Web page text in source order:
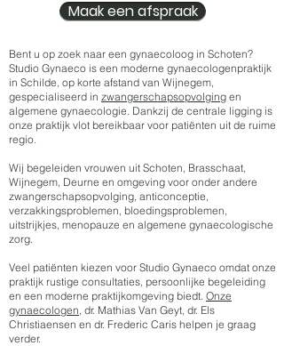
Maak een afspraak
Bent u op zoek naar een gynaecoloog in Schoten?
Studio Gynaeco is een moderne gynaecologenpraktijk
in Schilde, op korte afstand van Wijnegem,
gespecialiseerd in zwangerschapsopvolging en
algemene gynaecologie. Dankzij de centrale ligging is
onze praktijk vlot bereikbaar voor patiënten uit de ruime
regio.
Wij begeleiden vrouwen uit Schoten, Brasschaat,
Wijnegem, Deurne en omgeving voor onder andere
zwangerschapsopvolging, anticonceptie,
verzakkingsproblemen, bloedingsproblemen,
uitstrijkjes, menopauze en algemene gynaecologische
zorg.
Veel patiënten kiezen voor Studio Gynaeco omdat onze
praktijk rustige consultaties, persoonlijke begeleiding
en een moderne praktijkomgeving biedt. Onze
gynaecologen, dr. Mathias Van Geyt, dr. Els
Christiaensen en dr. Frederic Caris helpen je graag
verder.